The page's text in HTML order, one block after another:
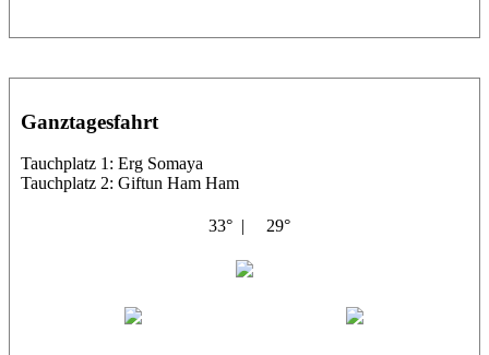
Ganztagesfahrt
Tauchplatz 1: Erg Somaya
Tauchplatz 2: Giftun Ham Ham
33° | 29°